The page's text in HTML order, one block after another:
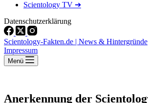
Scientology TV ➔
Datenschutzerklärung
Scientology-Fakten.de | News & Hintergründe
Impressum
Menü
Anerkennung der